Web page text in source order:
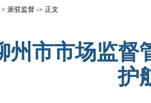
> 派驻监督 -> 正文
州市市场监督
护